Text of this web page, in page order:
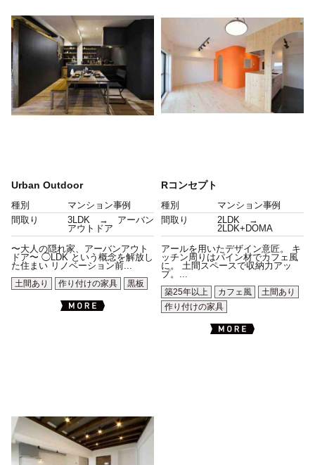
Urban Outdoor
種別
マンション事例
間取り
3LDK → アーバン
アウトドア
〜大人の隠れ家、アーバンアウト
ドア〜 ◯LDK という概念を解放し
た住まい リノベーション前...
土間あり
作り付けの家具 黒板
Rコンセプト
種別
マンション事例
間取り
2LDK →
2LDK+DOMA
アールを用いたデザイン意匠。 キ
ッチン周りはパイン材でカフェ風
に。 土間スペースで収納力アッ
プ。...
築25年以上
カフェ風
土間あり
作り付けの家具